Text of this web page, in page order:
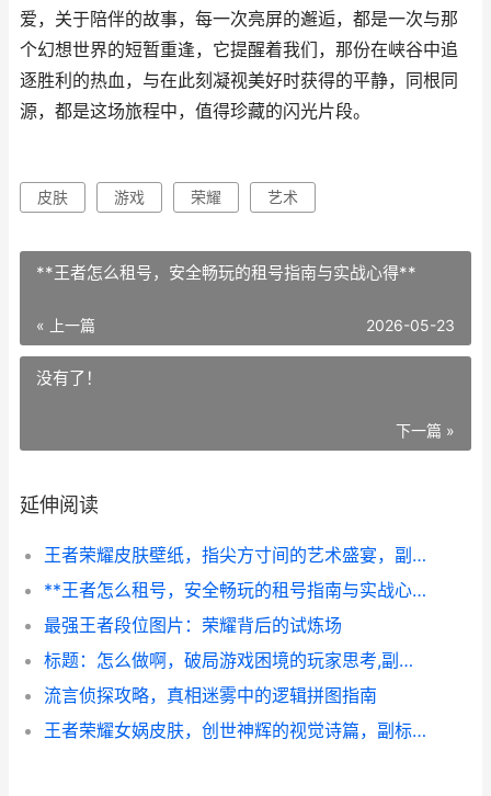
爱，关于陪伴的故事，每一次亮屏的邂逅，都是一次与那
个幻想世界的短暂重逢，它提醒着我们，那份在峡谷中追
逐胜利的热血，与在此刻凝视美好时获得的平静，同根同
源，都是这场旅程中，值得珍藏的闪光片段。
皮肤 游戏 荣耀 艺术
**王者怎么租号，安全畅玩的租号指南与实战心得**
« 上一篇 2026-05-23
没有了！
下一篇 »
延伸阅读
王者荣耀皮肤壁纸，指尖方寸间的艺术盛宴，副标题，从像素到意境的美学跃迁
**王者怎么租号，安全畅玩的租号指南与实战心得**
最强王者段位图片：荣耀背后的试炼场
标题：怎么做啊，破局游戏困境的玩家思考,副标题：从迷茫到掌控的进阶之路
流言侦探攻略，真相迷雾中的逻辑拼图指南
王者荣耀女娲皮肤，创世神辉的视觉诗篇，副标题，时空织锦中的美学重塑